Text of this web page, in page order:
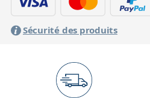
Sécurité des produits